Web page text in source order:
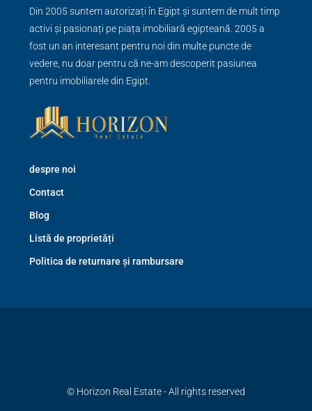
Din 2005 suntem autorizați în Egipt și suntem de mult timp
activi și pasionați pe piața imobiliară egipteană. 2005 a
fost un an interesant pentru noi din multe puncte de
vedere, nu doar pentru că ne-am descoperit pasiunea
pentru imobiliarele din Egipt.
despre noi
Contact
Blog
Listă de proprietăți
Politica de returnare și rambursare
© Horizon Real Estate - All rights reserved